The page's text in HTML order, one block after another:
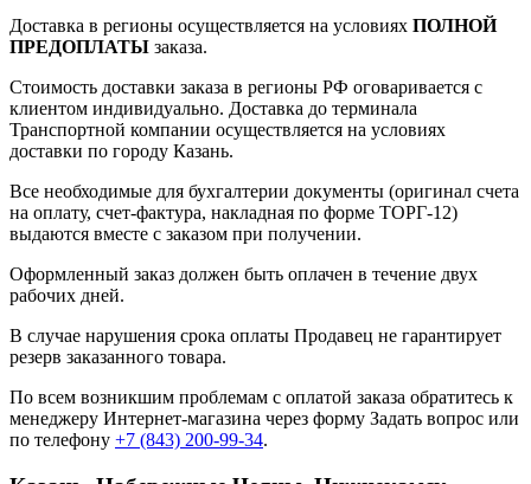
Доставка в регионы осуществляется на условиях ПОЛНОЙ
ПРЕДОПЛАТЫ заказа.
Стоимость доставки заказа в регионы РФ оговаривается с
клиентом индивидуально. Доставка до терминала
Транспортной компании осуществляется на условиях
доставки по городу Казань.
Все необходимые для бухгалтерии документы (оригинал счета
на оплату, счет-фактура, накладная по форме ТОРГ-12)
выдаются вместе с заказом при получении.
Оформленный заказ должен быть оплачен в течение двух
рабочих дней.
В случае нарушения срока оплаты Продавец не гарантирует
резерв заказанного товара.
По всем возникшим проблемам с оплатой заказа обратитесь к
менеджеру Интернет-магазина через форму Задать вопрос или
по телефону +7 (843) 200-99-34.